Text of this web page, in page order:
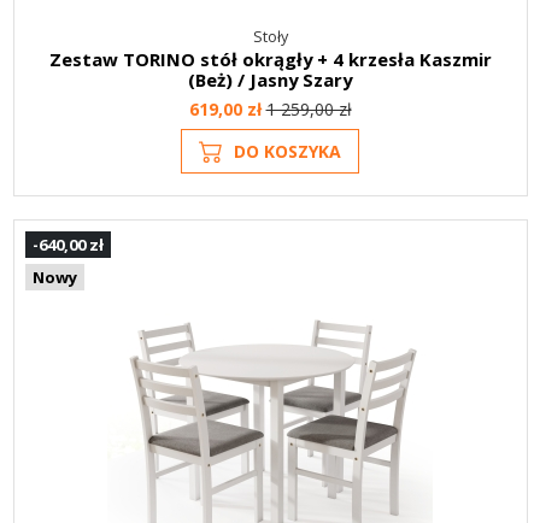
Stoły
Zestaw TORINO stół okrągły + 4 krzesła Kaszmir
(Beż) / Jasny Szary
619,00 zł1 259,00 zł
DO KOSZYKA
-640,00 zł
Nowy